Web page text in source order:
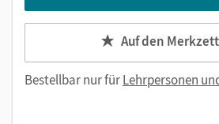
Auf den
Bestellbar nur fürLehrpersonen